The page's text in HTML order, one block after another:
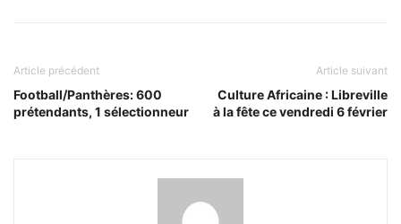
Article précédent
Football/Panthères: 600
prétendants, 1 sélectionneur
Article suivant
Culture Africaine : Libreville
à la fête ce vendredi 6 février